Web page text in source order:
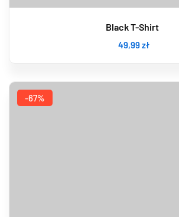
Black T-Shirt
49,99zł
-67%